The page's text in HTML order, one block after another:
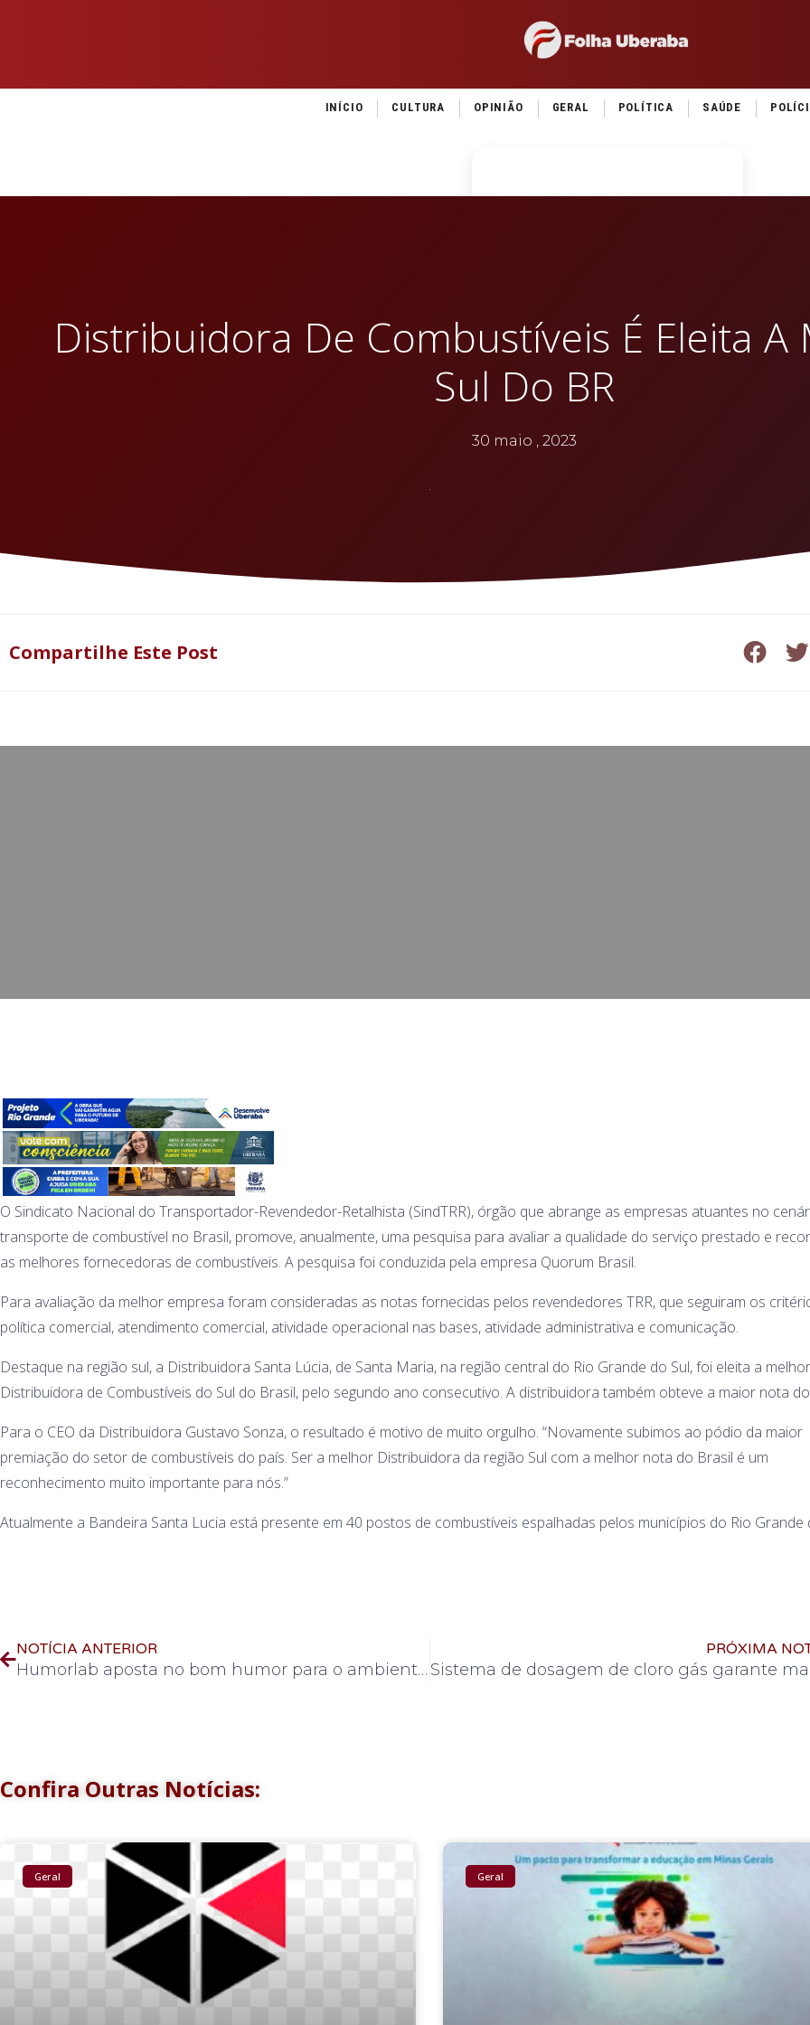
INÍCIO CULTURA OPINIÃO GERAL POLÍTICA SAÚDE
Distribuidora De Combustíveis É Eleita
Sul Do BR
30 maio , 2023
Compartilhe Este Post
O Sindicato Nacional do Transportador-Revendedor-Retalhista (SindTRR), órgão que abrange as empresas atuantes no
transporte de combustível no Brasil, promove, anualmente, uma pesquisa para avaliar a qualidade do serviço prestado e
as melhores fornecedoras de combustíveis. A pesquisa foi conduzida pela empresa Quorum Brasil.
Para avaliação da melhor empresa foram consideradas as notas fornecidas pelos revendedores TRR, que seguiram os
política comercial, atendimento comercial, atividade operacional nas bases, atividade administrativa e comunicação.
Destaque na região sul, a Distribuidora Santa Lúcia, de Santa Maria, na região central do Rio Grande do Sul, foi eleita a melhor
Distribuidora de Combustíveis do Sul do Brasil, pelo segundo ano consecutivo. A distribuidora também obteve a maior nota
Para o CEO da Distribuidora Gustavo Sonza, o resultado é motivo de muito orgulho. “Novamente subimos ao pódio da maior
premiação do setor de combustíveis do país. Ser a melhor Distribuidora da região Sul com a melhor nota do Brasil é um
reconhecimento muito importante para nós.”
Atualmente a Bandeira Santa Lucia está presente em 40 postos de combustíveis espalhadas pelos municípios do Rio Grande
NOTÍCIA ANTERIOR
Humorlab aposta no bom humor para o ambiente corporativo
PRÓXIMA
Confira Outras Notícias:
Geral Geral